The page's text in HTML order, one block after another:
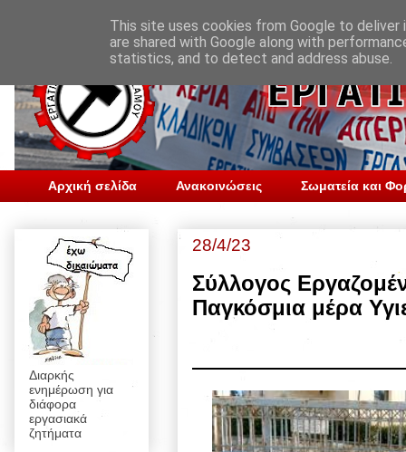
Αρχική σελίδα Ανακοινώσεις Σωματεία και
28/4/23
Σύλλογος
Παγκόσμια μέρα
Διαρκής
ενημέρωση για
διάφορα
εργασιακά
ζητήματα
This site uses cookies from Google to
are shared with Google along with
statistics, and to detect and address abuse.